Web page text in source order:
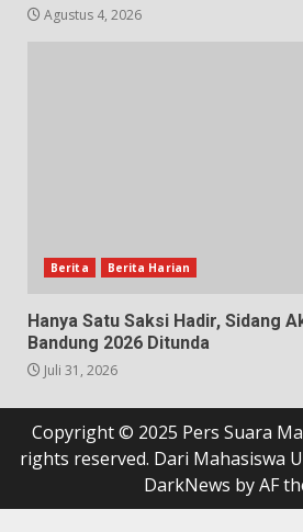
Agustus 4, 2026
Berita Berita Harian
Hanya Satu Saksi Hadir, Sidang
Bandung 2026 Ditunda
Juli 31, 2026
Copyright © 2025 Pers Suara
rights reserved. Dari Mahasiswa
DarkNews by AF